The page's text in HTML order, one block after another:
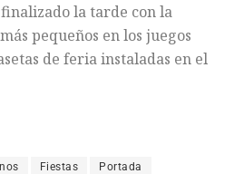
la tarde con la
pequeños en los juegos
de feria instaladas en el
Fiestas Portada